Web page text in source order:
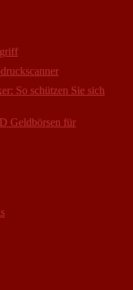
So schützen Sie sich
Geldbörsen für